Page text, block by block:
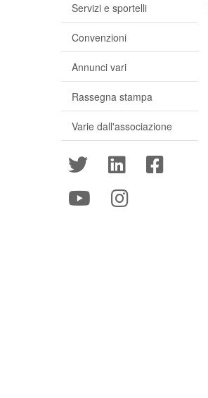
Servizi e sportelli
Convenzioni
Annunci vari
Rassegna stampa
Varie dall'associazione